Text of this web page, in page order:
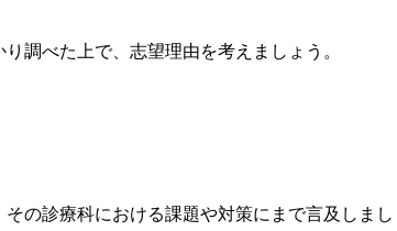
調べた上で、志望理由を考えましょう。
の診療科における課題や対策にまで言及しまし